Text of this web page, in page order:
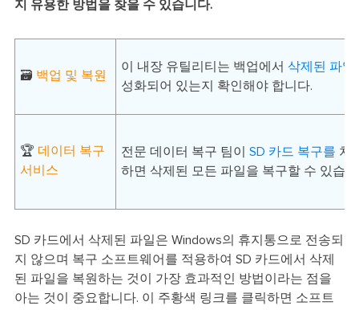
지 유용한 방법을 찾을 수 있습니다.
🗃️ 백업 및 복원
이 내장 유틸리티는 백업에서 삭제된 파일
성화되어 있는지 확인해야 합니다.
🏆 데이터 복구
서비스
전문 데이터 복구 팀이 SD 카드 복구를 처
하면 삭제된 모든 파일을 복구할 수 있습
SD 카드에서 삭제된 파일은 Windows의 휴지통으로 전송되
지 않으며 복구 소프트웨어를 적용하여 SD 카드에서 삭제
된 파일을 복원하는 것이 가장 효과적인 방법이라는 점을
아는 것이 중요합니다. 이 주황색 링크를 클릭하면 소프트